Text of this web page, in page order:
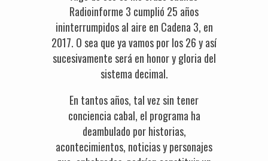
Radioinforme 3 cumplió 25 años
ininterrumpidos al aire en Cadena 3, en
2017. O sea que ya vamos por los 26 y así
sucesivamente será en honor y gloria del
sistema decimal.
En tantos años, tal vez sin tener
conciencia cabal, el programa ha
deambulado por historias,
acontecimientos, noticias y personajes